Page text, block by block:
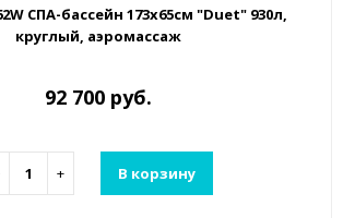
СПА-бассейн 173х65см "Duet" 930л,
круглый, аэромассаж
92 700 руб.
+ В корзину